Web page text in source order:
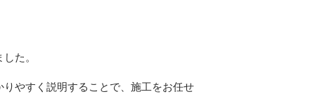
た。
やすく説明することで、施工をお任せ